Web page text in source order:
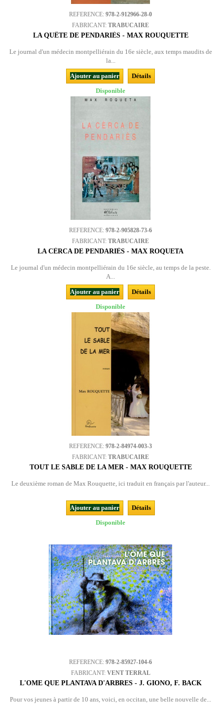
REFERENCE: 978-2-912966-28-0
FABRICANT: TRABUCAIRE
LA QUÊTE DE PENDARIÈS - MAX ROUQUETTE
Le journal d'un médecin montpelliérain du 16e siècle, aux temps maudits de
la...
Ajouter au panier
Détails
Disponible
REFERENCE: 978-2-905828-73-6
FABRICANT: TRABUCAIRE
LA CÈRCA DE PENDARIÈS - MAX ROQUETA
Le journal d'un médecin montpelliérain du 16e siècle, au temps de la peste.
A...
Ajouter au panier
Détails
Disponible
REFERENCE: 978-2-84974-003-3
FABRICANT: TRABUCAIRE
TOUT LE SABLE DE LA MER - MAX ROUQUETTE
Le deuxième roman de Max Rouquette, ici traduit en français par l'auteur...
Ajouter au panier
Détails
Disponible
REFERENCE: 978-2-85927-104-6
FABRICANT: VENT TERRAL
L'OME QUE PLANTAVA D'ARBRES - J. GIONO, F. BACK
Pour vos jeunes à partir de 10 ans, voici, en occitan, une belle nouvelle de...